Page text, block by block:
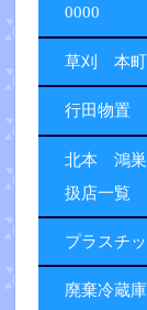
0000
草刈 本町
行田物置
北本 鴻巣
扱店一覧
プラスチ
廃棄冷蔵庫